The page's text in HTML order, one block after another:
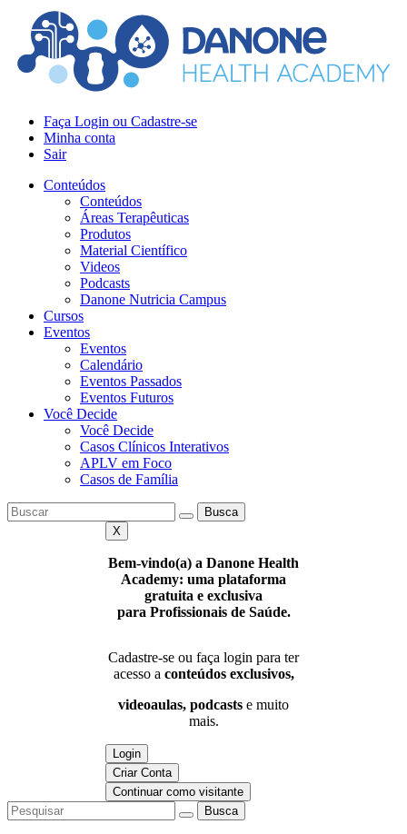
Faça Login ou Cadastre-se
Minha conta
Sair
Conteúdos
Conteúdos
Áreas Terapêuticas
Produtos
Material Científico
Videos
Podcasts
Danone Nutricia Campus
Cursos
Eventos
Eventos
Calendário
Eventos Passados
Eventos Futuros
Você Decide
Você Decide
Casos Clínicos Interativos
APLV em Foco
Casos de Família
Busca
X
Bem-vindo(a) a Danone Health
Academy: uma plataforma
gratuita e exclusiva
para Profissionais de Saúde.
Cadastre-se ou faça login para ter
acesso a conteúdos exclusivos,
videoaulas, podcasts e muito
mais.
Login
Criar Conta
Continuar como visitante
Busca